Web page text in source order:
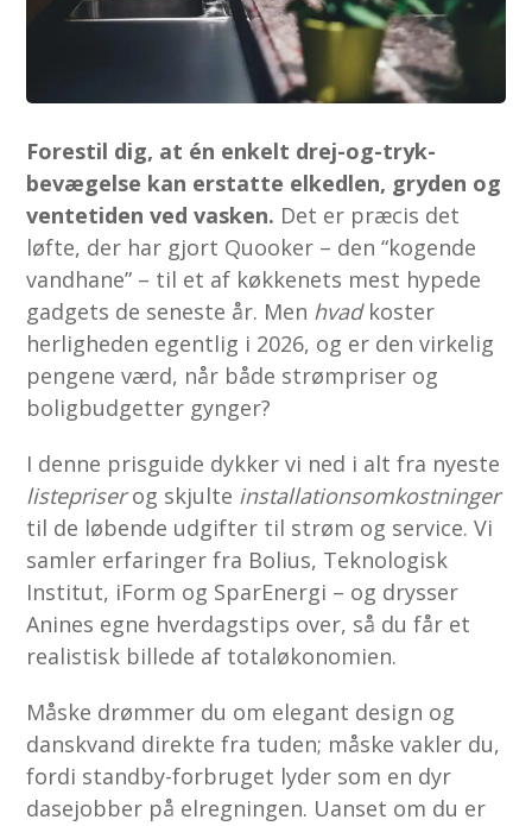
Forestil dig, at én enkelt drej-og-tryk-
bevægelse kan erstatte elkedlen, gryden og
ventetiden ved vasken. Det er præcis det
løfte, der har gjort Quooker – den “kogende
vandhane” – til et af køkkenets mest hypede
gadgets de seneste år. Men hvadkoster
herligheden egentlig i 2026, og er den virkelig
pengene værd, når både strømpriser og
boligbudgetter gynger?
I denne prisguide dykker vi ned i alt fra nyeste
listepriserog skjulte installationsomkostninger
til de løbende udgifter til strøm og service. Vi
samler erfaringer fra Bolius, Teknologisk
Institut, iForm og SparEnergi – og drysser
Anines egne hverdagstips over, så du får et
realistisk billede af totaløkonomien.
Måske drømmer du om elegant design og
danskvand direkte fra tuden; måske vakler du,
fordi standby-forbruget lyder som en dyr
dasejobber på elregningen. Uanset om du er